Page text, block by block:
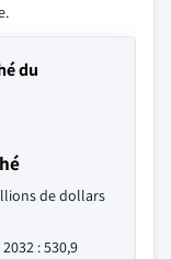
du
de dollars
: 530,9